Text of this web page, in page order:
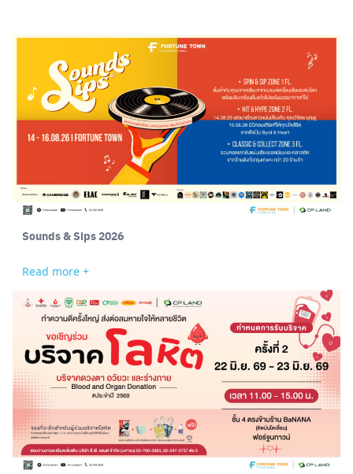
Sounds & Sips 2026
Read more +